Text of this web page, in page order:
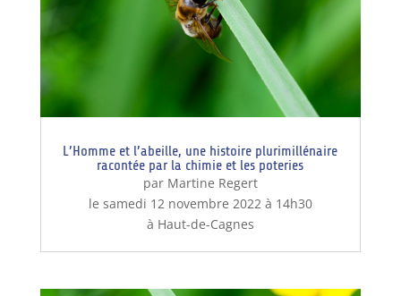
L’Homme et l’abeille, une histoire plurimillénaire
racontée par la chimie et les poteries
par Martine Regert
le samedi 12 novembre 2022 à 14h30
à Haut-de-Cagnes